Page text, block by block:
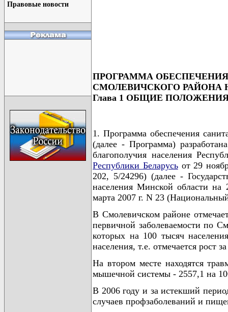
Правовые новости
ПРОГРАММА
СМОЛЕВИЧСКОГО РАЙОНА
Глава 1 ОБЩИЕ
1. Программа обеспечения
(далее - Программа)
благополучия населения
Республики Беларусьот 29
202, 5/24296) (далее -
населения Минской области на
марта 2007 г. N 23
В Смолевичском районе
первичной заболеваемости по
которых на 100 тысяч
населения, т.е. отмечается рост
На втором месте находятся
мышечной системы - 2557,1 на
В 2006 году и за истекший
случаев профзаболеваний и